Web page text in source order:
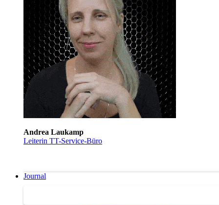
Andrea Laukamp
Leiterin TT-Service-Büro
Journal